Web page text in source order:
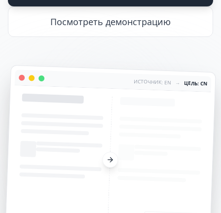
Посмотреть демонстрацию
ИСТОЧНИК: EN → ЦЕЛЬ: CN